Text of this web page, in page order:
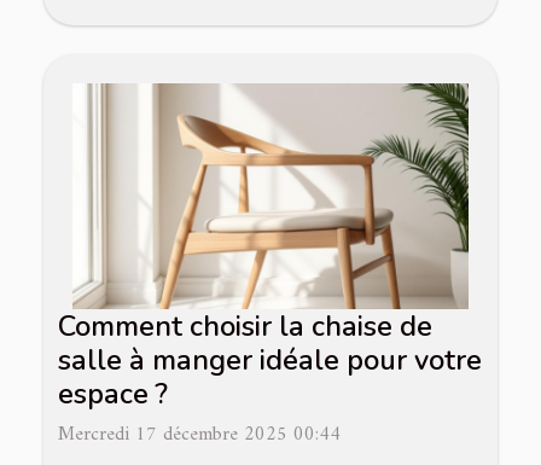
Comment choisir la chaise de
salle à manger idéale pour votre
espace ?
Mercredi 17 décembre 2025 00:44